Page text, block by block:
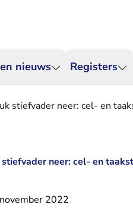
nieuws Registers
stiefvader neer: cel- en
neer: cel- en
2022